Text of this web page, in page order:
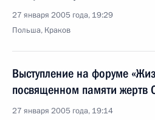
27 января 2005 года, 19:29
Польша, Краков
Выступление на форуме
посвященном памяти жертв
27 января 2005 года, 19:14